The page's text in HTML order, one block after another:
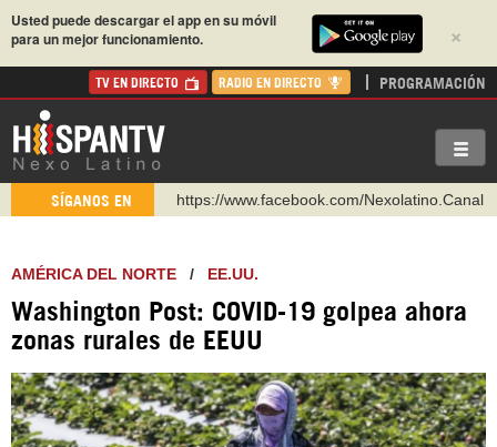
×
Usted puede descargar el app en su móvil
para un mejor funcionamiento.
TV EN DIRECTO RADIO EN DIRECTO PROGRAMACIÓN
SÍGANOS EN
https://www.facebook.com/Nexolatino.Canal
http://twitter.com/nexo_latino
https://t.me/hispantvcanal
https://urmedium.com/c/hispantv
Instagram como: hispan_tv
AMÉRICA DEL NORTE / EE.UU.
Washington Post: COVID-19 golpea ahora
zonas rurales de EEUU